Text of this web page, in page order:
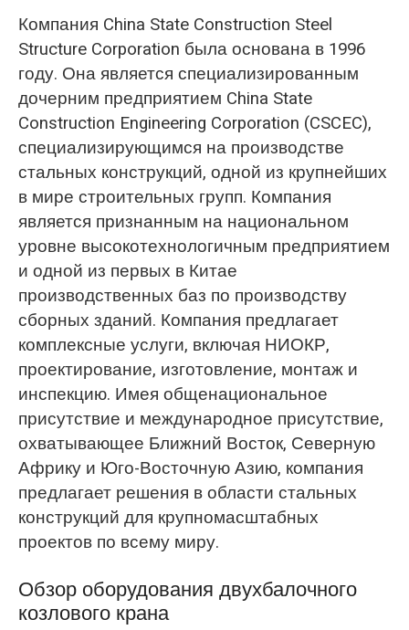
Компания China State Construction Steel
Structure Corporation была основана в 1996
году. Она является специализированным
дочерним предприятием China State
Construction Engineering Corporation (CSCEC),
специализирующимся на производстве
стальных конструкций, одной из крупнейших
в мире строительных групп. Компания
является признанным на национальном
уровне высокотехнологичным предприятием
и одной из первых в Китае
производственных баз по производству
сборных зданий. Компания предлагает
комплексные услуги, включая НИОКР,
проектирование, изготовление, монтаж и
инспекцию. Имея общенациональное
присутствие и международное присутствие,
охватывающее Ближний Восток, Северную
Африку и Юго-Восточную Азию, компания
предлагает решения в области стальных
конструкций для крупномасштабных
проектов по всему миру.
Обзор оборудования двухбалочного
козлового крана